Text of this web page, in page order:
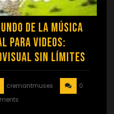
de la Música
para Videos:
sin Límites
cremantmuses
0